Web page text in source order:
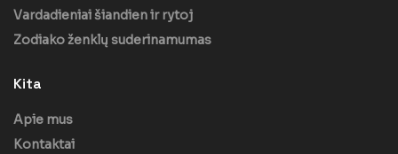
Vardadieniai šiandien ir rytoj
Zodiako ženklų suderinamumas
Kita
Apie mus
Kontaktai